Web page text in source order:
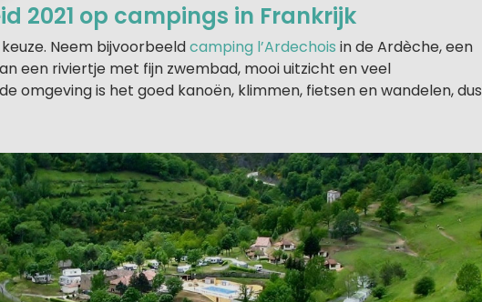
2021 op campings in Frankrijk
Neem bijvoorbeeldcamping l’Ardechois in de Ardèche, een
een riviertje met fijn zwembad, mooi uitzicht en veel
omgeving is het goed kanoën, klimmen, fietsen en wandelen, dus